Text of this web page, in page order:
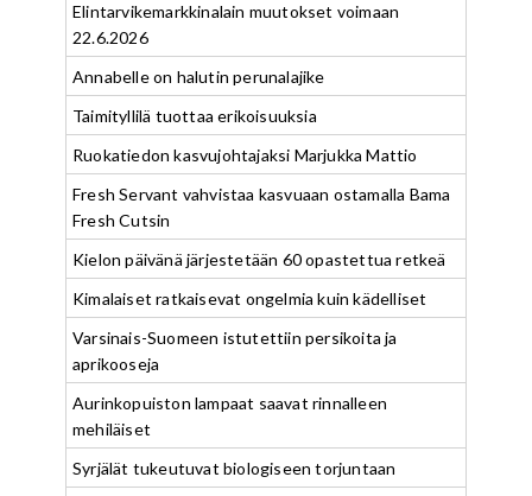
Elintarvikemarkkinalain muutokset voimaan
22.6.2026
Annabelle on halutin perunalajike
Taimityllilä tuottaa erikoisuuksia
Ruokatiedon kasvujohtajaksi Marjukka Mattio
Fresh Servant vahvistaa kasvuaan ostamalla Bama
Fresh Cutsin
Kielon päivänä järjestetään 60 opastettua retkeä
Kimalaiset ratkaisevat ongelmia kuin kädelliset
Varsinais-Suomeen istutettiin persikoita ja
aprikooseja
Aurinkopuiston lampaat saavat rinnalleen
mehiläiset
Syrjälät tukeutuvat biologiseen torjuntaan